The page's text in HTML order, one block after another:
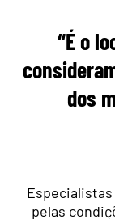
“É o
dos
pelas